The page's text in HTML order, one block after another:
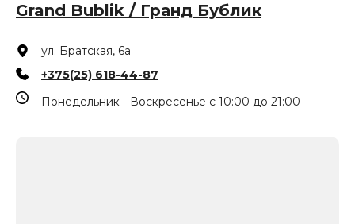
Grand Bublik / Гранд Бублик
ул. Братская, 6а
+375(25) 618-44-87
Понедельник - Воскресенье с 10:00 до 21:00